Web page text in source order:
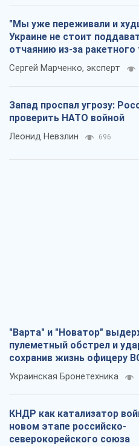
"Мы уже переживали и
Украине не стоит
отчаянию из-за ракетного
Сергей Марченко, эксперт
Запад проспал угрозу:
проверить НАТО войной
Леонид Невзлин 696
"Варта" и "Новатор"
пулеметный обстрел и
сохранив жизнь офицеру
Украинская Бронетехника
КНДР как катализатор
новом этапе российско-
северокорейского союза